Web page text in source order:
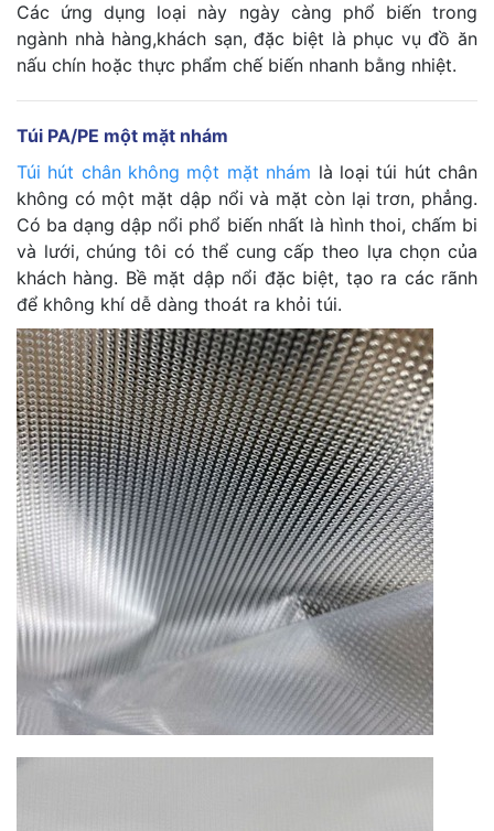
Các ứng dụng loại này ngày càng phổ biến trong
ngành nhà hàng,khách sạn, đặc biệt là phục vụ đồ ăn
nấu chín hoặc thực phẩm chế biến nhanh bằng nhiệt.
Túi PA/PE một mặt nhám
Túi hút chân không một mặt nhám là loại túi hút chân
không có một mặt dập nổi và mặt còn lại trơn, phẳng.
Có ba dạng dập nổi phổ biến nhất là hình thoi, chấm bi
và lưới, chúng tôi có thể cung cấp theo lựa chọn của
khách hàng. Bề mặt dập nổi đặc biệt, tạo ra các rãnh
để không khí dễ dàng thoát ra khỏi túi.